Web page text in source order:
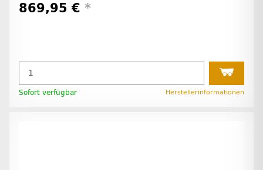
869,95 € *
Sofort verfügbar Herstellerinformationen